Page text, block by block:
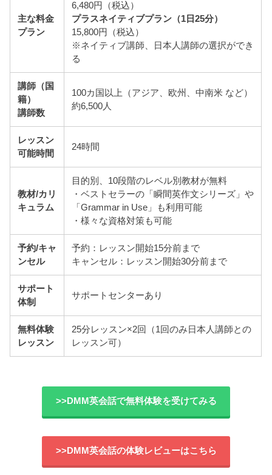
主な料金
プラン
6,480円（税込）
プラスネイティブプラン（1日25分）
15,800円（税込）
※ネイティブ講師、日本人講師の選択ができ
る
講師（国
籍）
講師数
100カ国以上（アジア、欧州、中南米 など）
約6,500人
レッスン
可能時間
24時間
教材/カリ
キュラム
目的別、10段階のレベル別教材が無料
・ベストセラーの「瞬間英作文シリーズ」や
「Grammar in Use」も利用可能
・様々な資格対策も可能
予約/キャ
ンセル
予約：レッスン開始15分前まで
キャンセル：レッスン開始30分前まで
サポート
体制
サポートセンターあり
無料体験
レッスン
25分レッスン×2回（1回のみ日本人講師との
レッスン可）
>>DMM英会話で無料体験を受けてみる
>>DMM英会話の体験レビューはこちら